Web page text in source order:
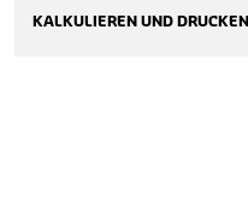
KALKULIEREN UND DRUCKEN